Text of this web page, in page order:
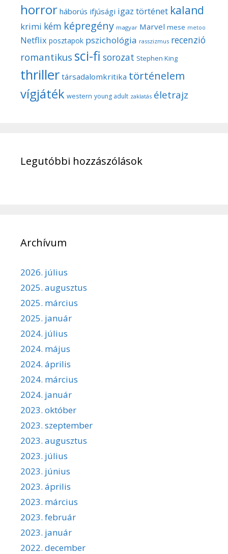
horror háborús ifjúsági igaz történet kaland
krimi kém képregény magyar Marvel mese metoo
Netflix posztapok pszichológia rasszizmus recenzió
romantikus sci-fi sorozat Stephen King
thriller társadalomkritika történelem
vígjáték western young adult zaklatás életrajz
Legutóbbi hozzászólások
Archívum
2026. július
2025. augusztus
2025. március
2025. január
2024. július
2024. május
2024. április
2024. március
2024. január
2023. október
2023. szeptember
2023. augusztus
2023. július
2023. június
2023. április
2023. március
2023. február
2023. január
2022. december